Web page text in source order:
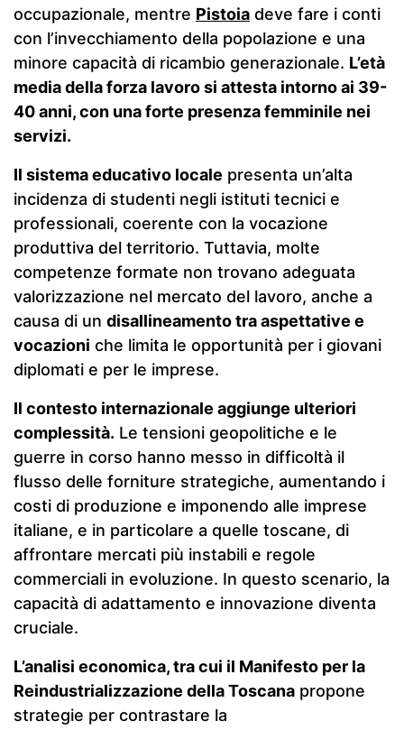
occupazionale, mentre Pistoia deve fare i conti
con l’invecchiamento della popolazione e una
minore capacità di ricambio generazionale. L’età
media della forza lavoro si attesta intorno ai 39-
40 anni, con una forte presenza femminile nei
servizi.
Il sistema educativo locale presenta un’alta
incidenza di studenti negli istituti tecnici e
professionali, coerente con la vocazione
produttiva del territorio. Tuttavia, molte
competenze formate non trovano adeguata
valorizzazione nel mercato del lavoro, anche a
causa di un disallineamento tra aspettative e
vocazioni che limita le opportunità per i giovani
diplomati e per le imprese.
Il contesto internazionale aggiunge ulteriori
complessità. Le tensioni geopolitiche e le
guerre in corso hanno messo in difficoltà il
flusso delle forniture strategiche, aumentando i
costi di produzione e imponendo alle imprese
italiane, e in particolare a quelle toscane, di
affrontare mercati più instabili e regole
commerciali in evoluzione. In questo scenario, la
capacità di adattamento e innovazione diventa
cruciale.
L’analisi economica, tra cui il Manifesto per la
Reindustrializzazione della Toscana propone
strategie per contrastare la